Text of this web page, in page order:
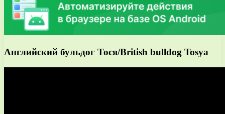
Английский бульдог Тося/British bulldog Tosya